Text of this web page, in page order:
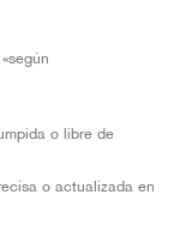
o libre de
o actualizada en